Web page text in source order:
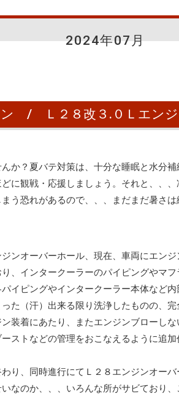
2024年07月
/ Ｌ２８改３.０Ｌエンジ
か？夏バテ対策は、十分な睡眠と水分
に観戦・応援しましょう。それと、、
う恐れがあるので、、、まだまだ暑さ
ンオーバーホール、現在、車両にエン
、インタークーラーのパイピングやマ
イピングやインタークーラー本体など
た（汗）出来る限り洗浄したものの、
装着にあたり、またエンジンブローし
ストなどの管理をおこなえるように追
り、同時進行にてＬ２８エンジンオー
なのか、、、いろんな所がサビており